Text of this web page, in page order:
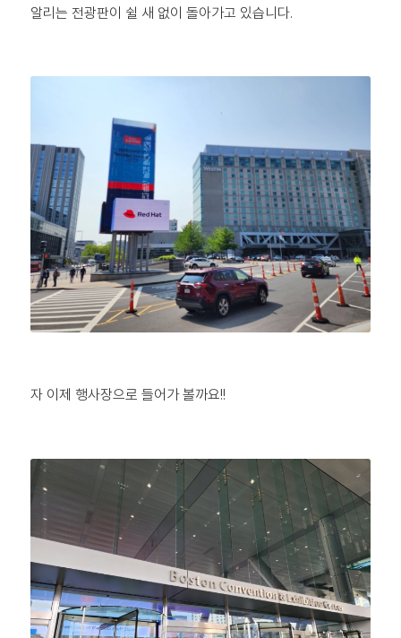
알리는 전광판이 쉴 새 없이 돌아가고 있습니다.
자 이제 행사장으로 들어가 볼까요!!